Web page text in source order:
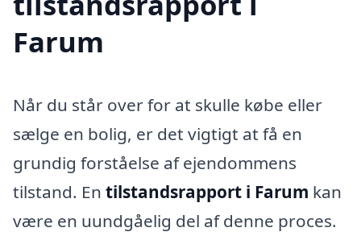
Farum
Når du står over for at skulle købe eller
sælge en bolig, er det vigtigt at få en
grundig forståelse af ejendommens
tilstand. En tilstandsrapport i Farum kan
være en uundgåelig del af denne proces.